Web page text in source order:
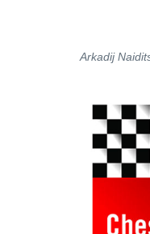
Arkadij